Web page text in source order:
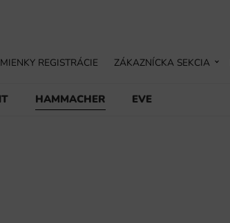
HAMMACHER EVE
REGISTRÁCIE ZÁKAZNÍCKA SEKCIA